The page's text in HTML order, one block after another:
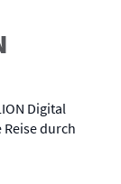
Digital
durch